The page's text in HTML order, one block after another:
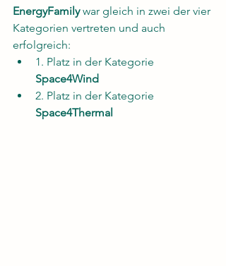
EnergyFamily war gleich in zwei der vier
Kategorien vertreten und auch
erfolgreich:
1. Platz in der Kategorie
Space4Wind
2. Platz in der Kategorie
Space4Thermal